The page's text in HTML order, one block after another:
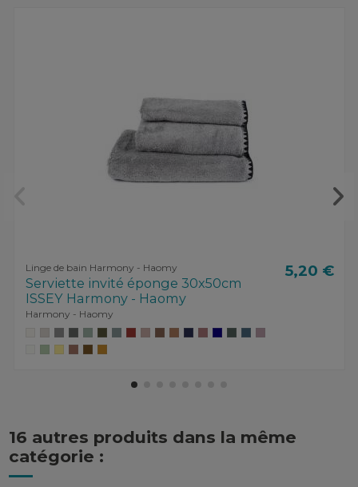
Linge de bain Harmony - Haomy
Serviette invité éponge 30x50cm
ISSEY Harmony - Haomy
Harmony - Haomy
5,20 €
16 autres produits dans la même
catégorie :